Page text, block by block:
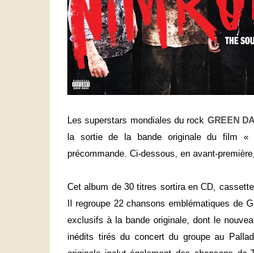
Les superstars mondiales du rock GREEN
la sortie de la bande originale du film «
précommande. Ci-dessous, en avant-
Cet album de 30 titres sortira en CD,
Il regroupe 22 chansons emblématiques de
exclusifs à la bande originale, dont le
inédits tirés du concert du groupe au